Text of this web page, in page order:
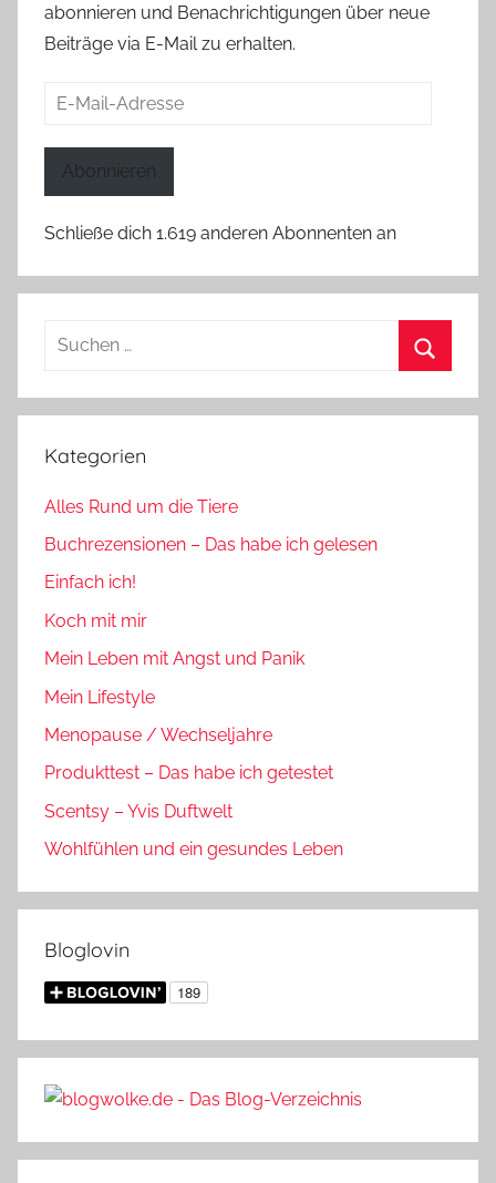
abonnieren und Benachrichtigungen über neue
Beiträge via E-Mail zu erhalten.
E-
Abonnieren
Schließe dich 1.619 anderen Abonnenten an
Suchen
Kategorien
Alles Rund um die Tiere
Buchrezensionen – Das habe ich gelesen
Einfach ich!
Koch mit mir
Mein Leben mit Angst und Panik
Mein Lifestyle
Menopause / Wechseljahre
Produkttest – Das habe ich getestet
Scentsy – Yvis Duftwelt
Wohlfühlen und ein gesundes Leben
Bloglovin